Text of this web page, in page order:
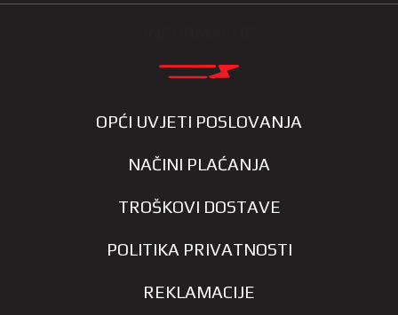
OPĆI UVJETI POSLOVANJA
NAČINI PLAĆANJA
TROŠKOVI DOSTAVE
POLITIKA PRIVATNOSTI
REKLAMACIJE